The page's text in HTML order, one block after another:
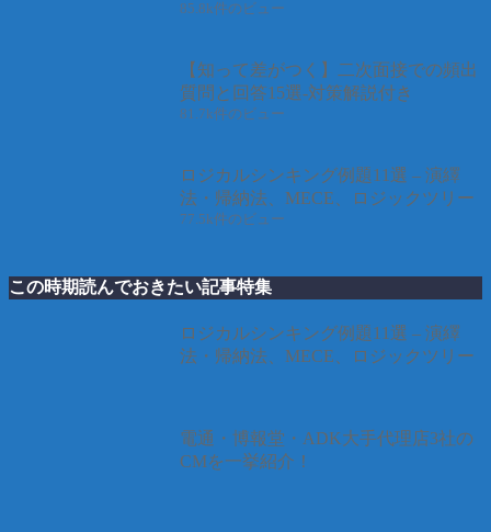
85.8k件のビュー
【知って差がつく】二次面接での頻出
質問と回答15選-対策解説付き
81.7k件のビュー
ロジカルシンキング例題11選 – 演繹
法・帰納法、MECE、ロジックツリー
77.5k件のビュー
この時期読んでおきたい記事特集
ロジカルシンキング例題11選 – 演繹
法・帰納法、MECE、ロジックツリー
電通・博報堂・ADK大手代理店3社の
CMを一挙紹介！